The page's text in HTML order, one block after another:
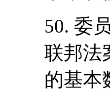
50. 委
联邦法
的基本